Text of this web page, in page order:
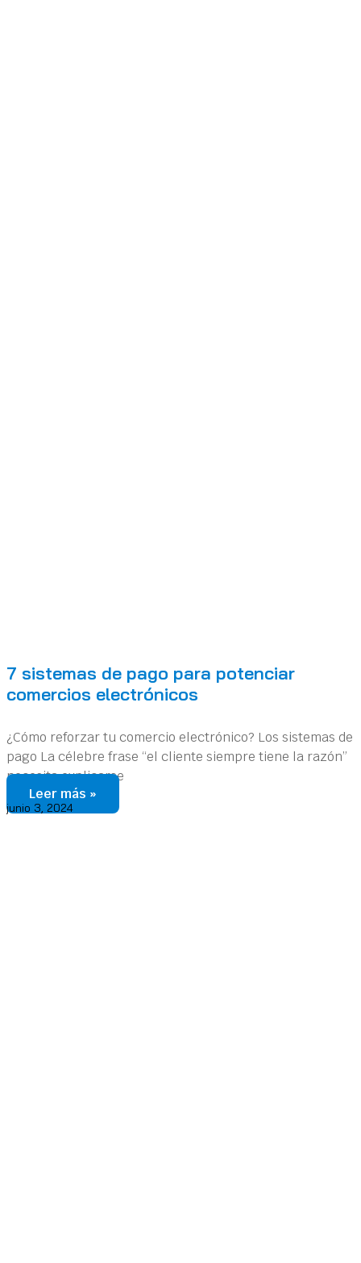
7 sistemas de pago para potenciar
comercios electrónicos
¿Cómo reforzar tu comercio electrónico? Los sistemas de
pago La célebre frase “el cliente siempre tiene la razón”
necesita explicarse
Leer más »
junio 3, 2024